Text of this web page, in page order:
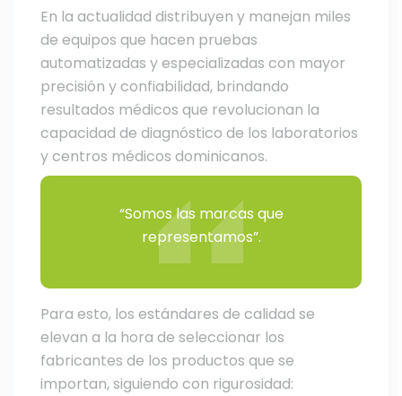
En la actualidad distribuyen y manejan miles
de equipos que hacen pruebas
automatizadas y especializadas con mayor
precisión y confiabilidad, brindando
resultados médicos que revolucionan la
capacidad de diagnóstico de los laboratorios
y centros médicos dominicanos.
“Somos las marcas que
representamos”.
Para esto, los estándares de calidad se
elevan a la hora de seleccionar los
fabricantes de los productos que se
importan, siguiendo con rigurosidad: